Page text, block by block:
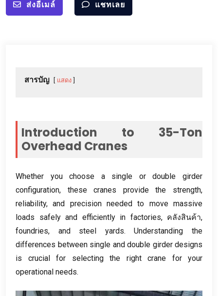
ส่งอีเมล์ แชทเลย
สารบัญ แสดง
Introduction to 35-Ton
Overhead Cranes
Whether you choose a single or double girder
configuration, these cranes provide the strength,
reliability,and precision needed to move massive
loads safely and efficiently in factories, คลังสินค้า,
foundries, and steel yards.Understanding the
differences between single and double girder designs
is crucial for selecting the right crane for your
operational needs.